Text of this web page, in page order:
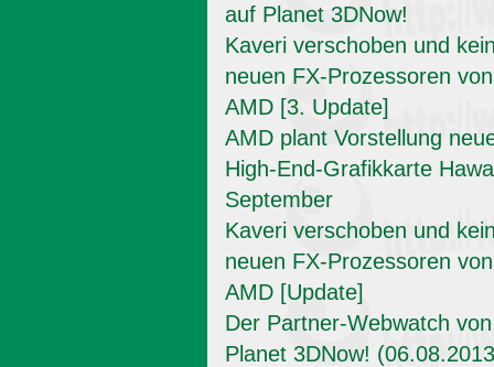
auf Planet 3DNow!
Kaveri verschoben und
neuen FX-Prozessoren von
AMD [3. Update]
AMD plant Vorstellung
High-End-Grafikkarte
September
Kaveri verschoben und
neuen FX-Prozessoren von
AMD [Update]
Der Partner-Webwatch von
Planet 3DNow!